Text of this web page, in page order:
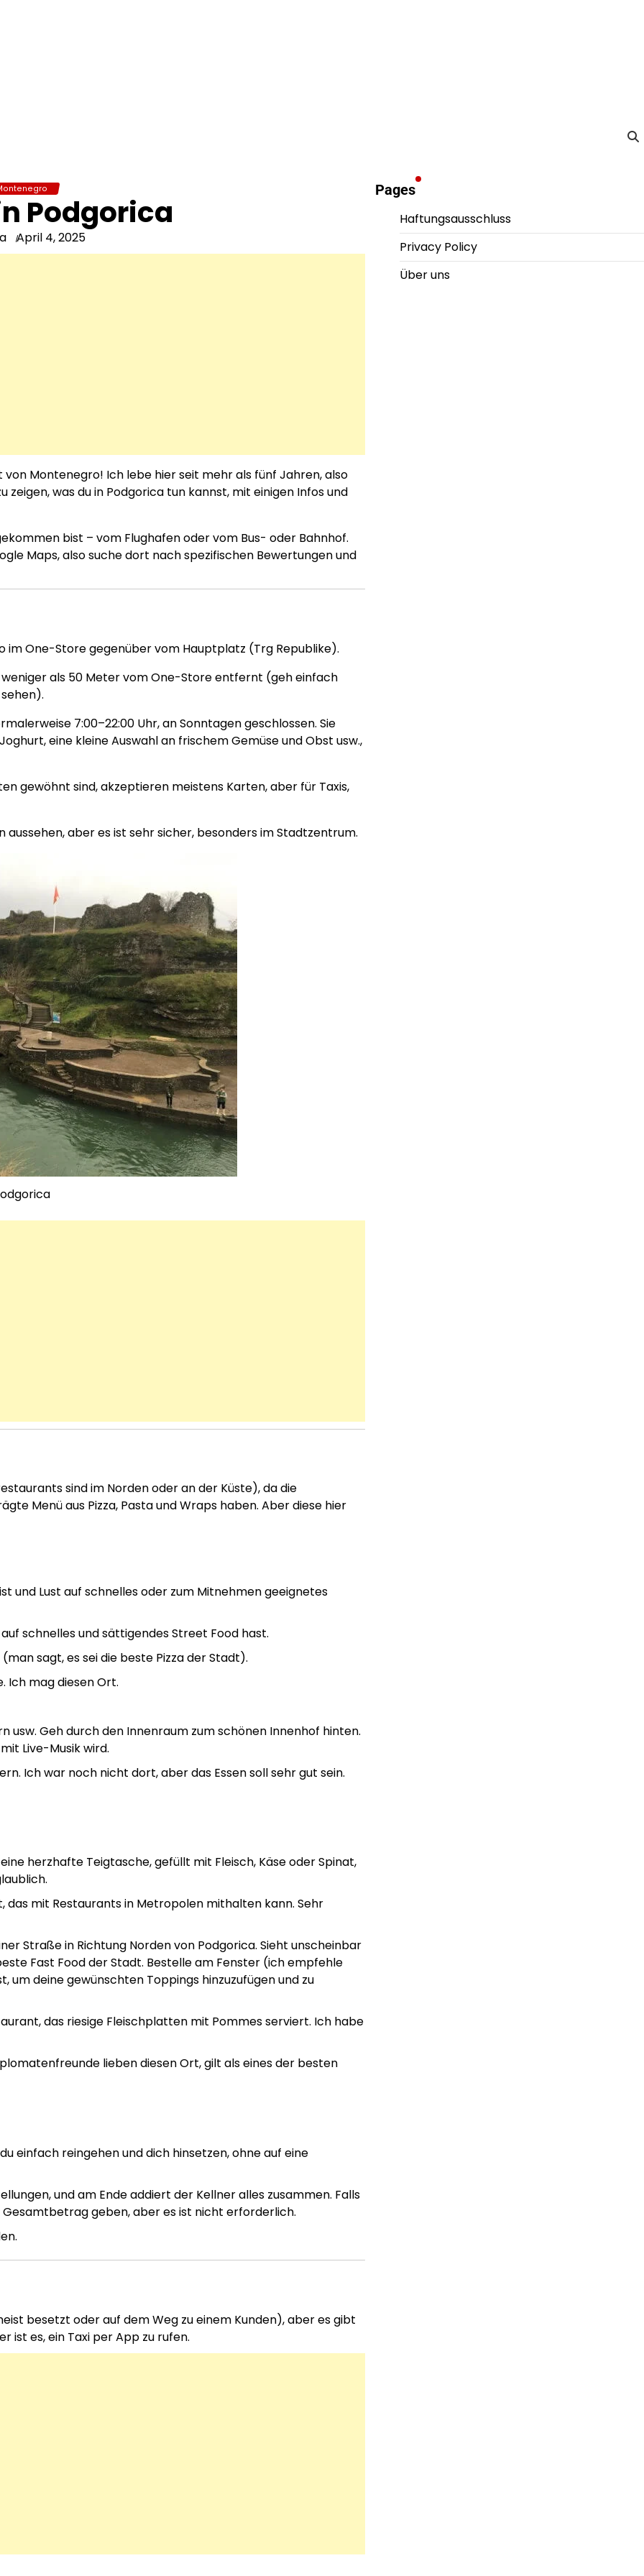
Podgorica
April 4, 2025
Montenegro! Ich lebe hier seit mehr als fünf Jahren, also
was du in Podgorica tun kannst, mit einigen Infos und
bist – vom Flughafen oder vom Bus- oder Bahnhof.
Maps, also suche dort nach spezifischen Bewertungen und
im One-Store gegenüber vom Hauptplatz (Trg Republike).
als 50 Meter vom One-Store entfernt (geh einfach
7:00–22:00 Uhr, an Sonntagen geschlossen. Sie
eine kleine Auswahl an frischem Gemüse und Obst usw.,
gewöhnt sind, akzeptieren meistens Karten, aber für Taxis,
aber es ist sehr sicher, besonders im Stadtzentrum.
sind im Norden oder an der Küste), da die
Menü aus Pizza, Pasta und Wraps haben. Aber diese hier
und Lust auf schnelles oder zum Mitnehmen geeignetes
schnelles und sättigendes Street Food hast.
sagt, es sei die beste Pizza der Stadt).
Ich mag diesen Ort.
usw. Geh durch den Innenraum zum schönen Innenhof hinten.
Live-Musik wird.
Ich war noch nicht dort, aber das Essen soll sehr gut sein.
herzhafte Teigtasche, gefüllt mit Fleisch, Käse oder Spinat,
das mit Restaurants in Metropolen mithalten kann. Sehr
Straße in Richtung Norden von Podgorica. Sieht unscheinbar
Fast Food der Stadt. Bestelle am Fenster (ich empfehle
um deine gewünschten Toppings hinzuzufügen und zu
das riesige Fleischplatten mit Pommes serviert. Ich habe
lieben diesen Ort, gilt als eines der besten
einfach reingehen und dich hinsetzen, ohne auf eine
und am Ende addiert der Kellner alles zusammen. Falls
geben, aber es ist nicht erforderlich.
besetzt oder auf dem Weg zu einem Kunden), aber es gibt
ist es, ein Taxi per App zu rufen.
Pages
Haftungsausschluss
Privacy Policy
Über uns